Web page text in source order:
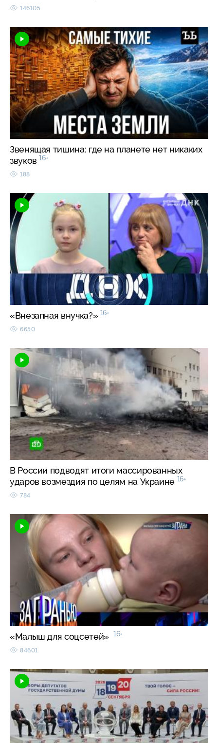
146105
Звенящая тишина: где на планете нет никаких
звуков 16+
188
«Внезапная внучка?» 16+
6650
В России подводят итоги массированных
ударов возмездия по целям на Украине 16+
784
«Малыш для соцсетей» 16+
84601